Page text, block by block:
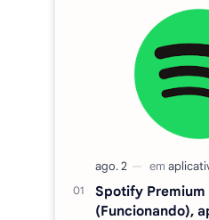
Spotify Premium
(Funcionando),